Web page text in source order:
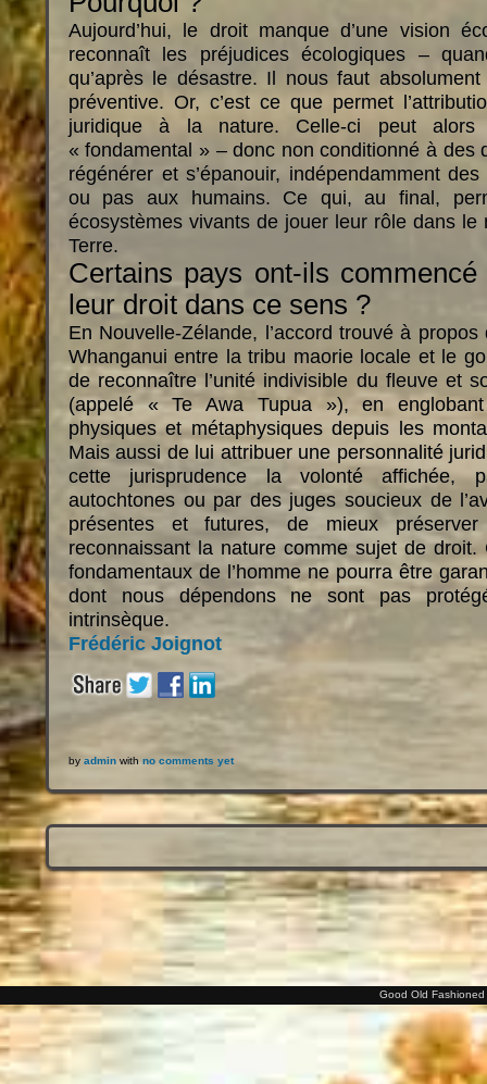
Aujourd’hui, le droit manque d’une vision
reconnaît les préjudices écologiques –
qu’après le désastre. Il nous faut
préventive. Or, c’est ce que permet
juridique à la nature. Celle-ci peut alors
« fondamental » – donc non conditionné à des
régénérer et s’épanouir, indépendamment
ou pas aux humains. Ce qui, au final,
écosystèmes vivants de jouer leur rôle dans le
Terre.
Certains pays ont-ils
leur droit dans ce sens ?
En Nouvelle-Zélande, l’accord trouvé à
Whanganui entre la tribu maorie locale et le
de reconnaître l’unité indivisible du fleuve et
(appelé « Te Awa Tupua »), en
physiques et métaphysiques depuis les
Mais aussi de lui attribuer une personnalité
cette jurisprudence la volonté affichée,
autochtones ou par des juges soucieux de
présentes et futures, de mieux préserver
reconnaissant la nature comme sujet de
fondamentaux de l’homme ne pourra être
dont nous dépendons ne sont pas
intrinsèque.
Frédéric Joignot
by adminwith no comments yet
Good Old